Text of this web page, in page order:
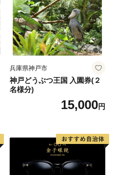
兵庫県神戸市
神戸どうぶつ王国 入園券(２
名様分)
15,000円